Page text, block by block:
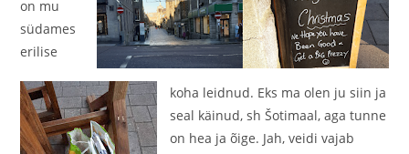
on mu
südames
erilise
koha leidnud. Eks ma olen ju siin ja
seal käinud, sh Šotimaal, aga tunne
on hea ja õige. Jah, veidi vajab